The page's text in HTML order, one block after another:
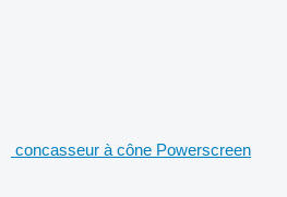
concasseur à cône Powerscreen